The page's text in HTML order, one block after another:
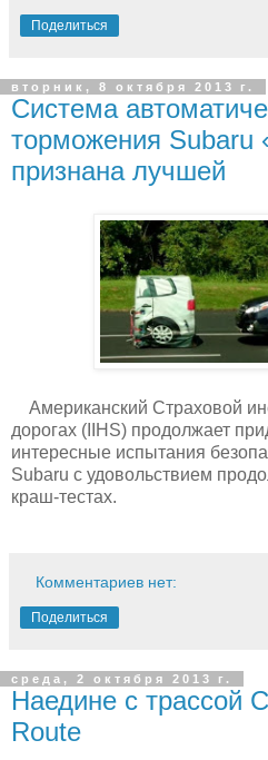
Поделиться
вторник, 8 октября 2013 г.
Система
торможения Subaru
признана лучшей
Американский Страховой
дорогах (IIHS) продолжает
интересные испытания
Subaru с удовольствием
краш-тестах.
Комментариев нет:
Поделиться
среда, 2 октября 2013 г.
Наедине с трассой
Route